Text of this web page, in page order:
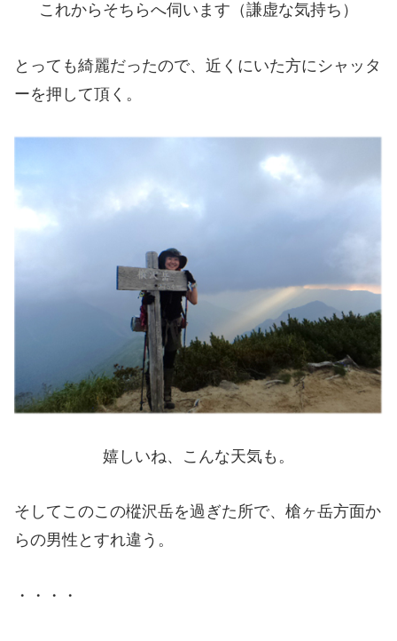
これからそちらへ伺います（謙虚な気持ち）
とっても綺麗だったので、近くにいた方にシャッタ
ーを押して頂く。
嬉しいね、こんな天気も。
そしてこのこの樅沢岳を過ぎた所で、槍ヶ岳方面か
らの男性とすれ違う。
・・・・